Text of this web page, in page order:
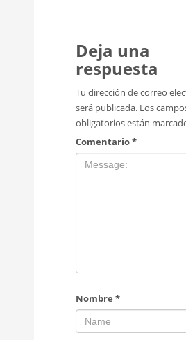
Deja una
respuesta
Tu dirección de correo
será publicada. Los
obligatorios están
Comentario*
Nombre *